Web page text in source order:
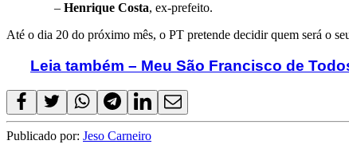
– Henrique Costa, ex-prefeito.
Até o dia 20 do próximo mês, o PT pretende decidir quem será o
Leia também – Meu São Francisco de
Publicado por: Jeso Carneiro